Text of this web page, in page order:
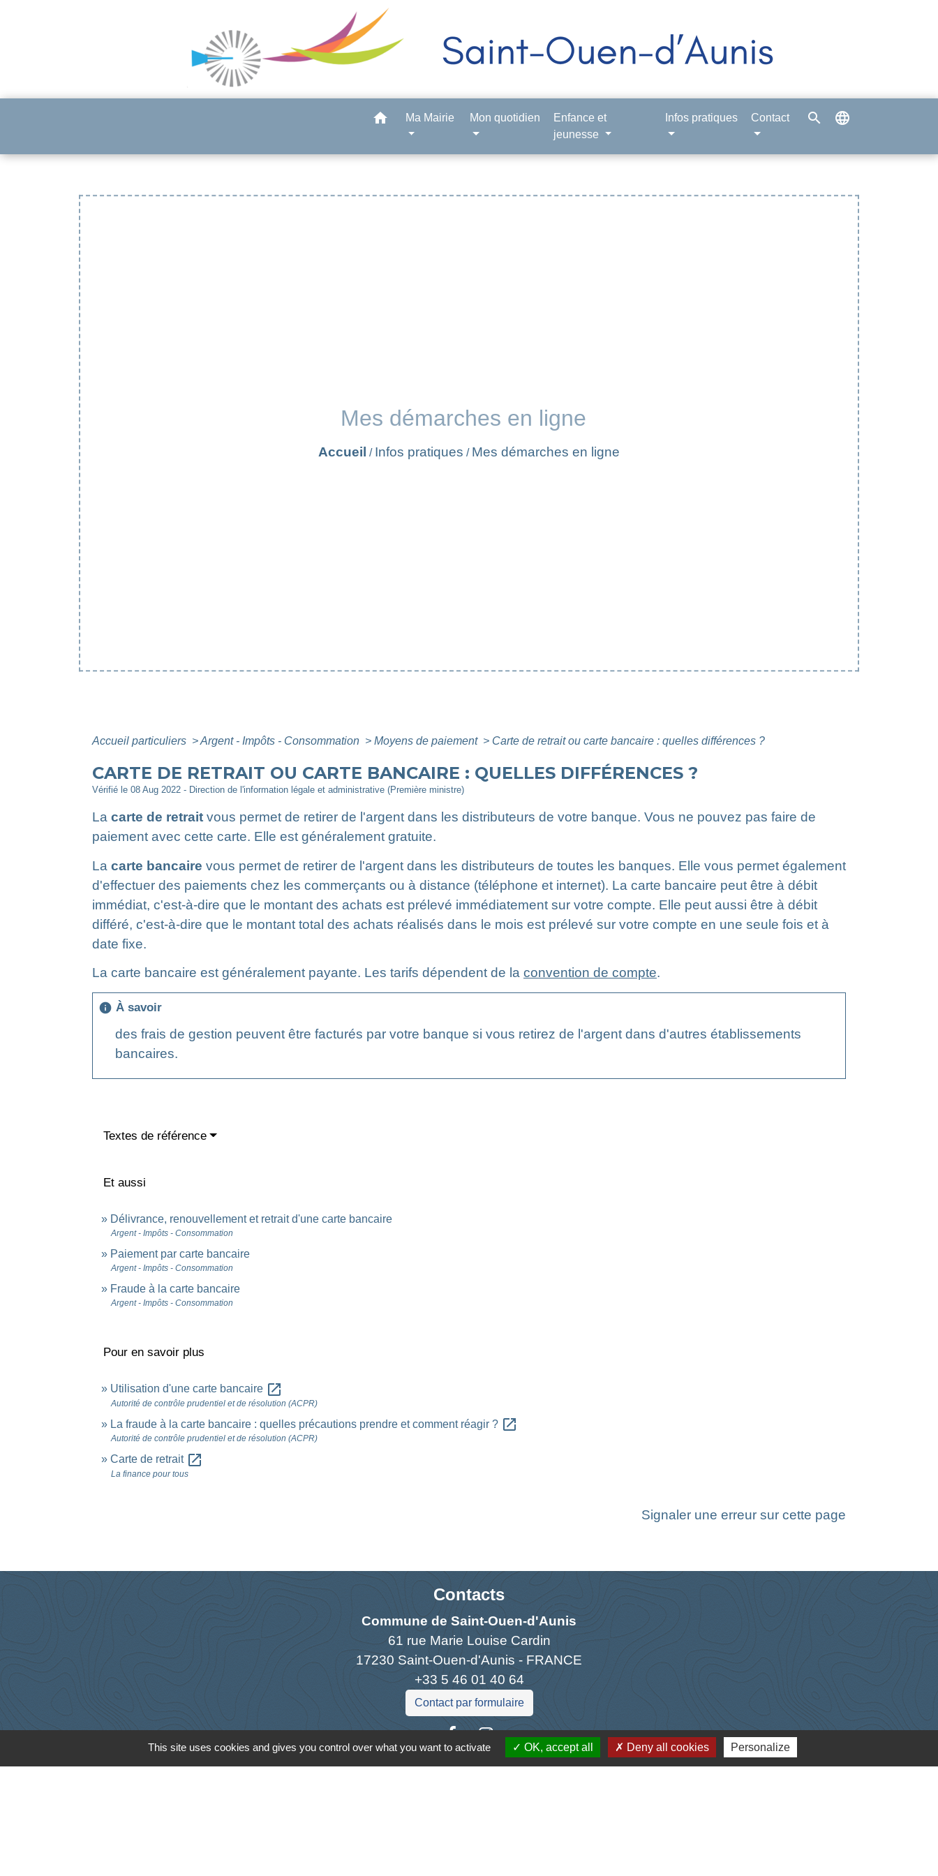
home Ma Mairie Mon quotidien
Enfance et
jeunesse
Infos pratiques Contact search language
Mes démarches en ligne
Accueil / Infos pratiques / Mes démarches en ligne
Accueil particuliers >Argent - Impôts - Consommation > Moyens de paiement > Carte de retrait ou carte bancaire : quelles différences ?
CARTE DE RETRAIT OU CARTE BANCAIRE : QUELLES DIFFÉRENCES ?
Vérifié le 08 Aug 2022 - Direction de l'information légale et administrative (Première ministre)
La carte de retrait vous permet de retirer de l'argent dans les distributeurs de votre banque. Vous ne pouvez pas faire de
paiement avec cette carte. Elle est généralement gratuite.
La carte bancaire vous permet de retirer de l'argent dans les distributeurs de toutes les banques. Elle vous permet également
d'effectuer des paiements chez les commerçants ou à distance (téléphone et internet). La carte bancaire peut être à débit
immédiat, c'est-à-dire que le montant des achats est prélevé immédiatement sur votre compte. Elle peut aussi être à débit
différé, c'est-à-dire que le montant total des achats réalisés dans le mois est prélevé sur votre compte en une seule fois et à
date fixe.
La carte bancaire est généralement payante. Les tarifs dépendent de la convention de compte.
info À savoir
des frais de gestion peuvent être facturés par votre banque si vous retirez de l'argent dans d'autres établissements
bancaires.
Textes de référence
Et aussi
Délivrance, renouvellement et retrait d'une carte bancaire
Argent - Impôts - Consommation
Paiement par carte bancaire
Argent - Impôts - Consommation
Fraude à la carte bancaire
Argent - Impôts - Consommation
Pour en savoir plus
Utilisation d'une carte bancaire open_in_new
Autorité de contrôle prudentiel et de résolution (ACPR)
La fraude à la carte bancaire : quelles précautions prendre et comment réagir ? open_in_new
Autorité de contrôle prudentiel et de résolution (ACPR)
Carte de retrait open_in_new
La finance pour tous
Signaler une erreur sur cette page
Contacts
Commune de Saint-Ouen-d'Aunis
61 rue Marie Louise Cardin
17230 Saint-Ouen-d'Aunis - FRANCE
+33 5 46 01 40 64
Contact par formulaire
This site uses cookies and gives you control over what you want to activate OK, accept all Deny all cookies Personalize